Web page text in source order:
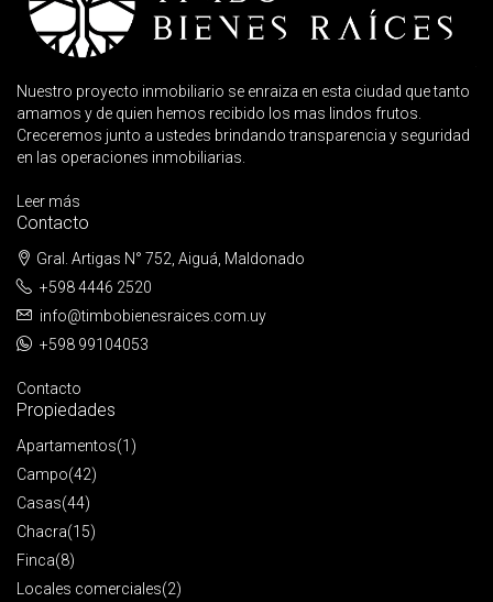
Nuestro proyecto inmobiliario se enraiza en esta ciudad que tanto
amamos y de quien hemos recibido los mas lindos frutos.
Creceremos junto a ustedes brindando transparencia y seguridad
en las operaciones inmobiliarias.
Leer más
Contacto
Gral. Artigas N° 752, Aiguá, Maldonado
+598 4446 2520
info@timbobienesraices.com.uy
+598 99104053
Contacto
Propiedades
Apartamentos(1)
Campo(42)
Casas(44)
Chacra(15)
Finca(8)
Locales comerciales(2)